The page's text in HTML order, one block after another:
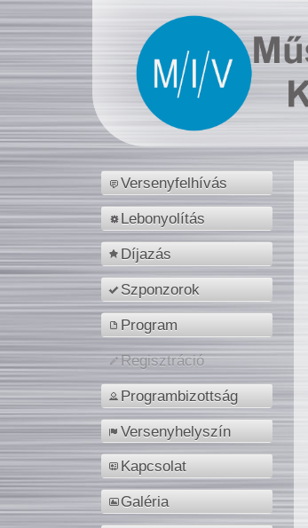
Versenyfelhívás
Lebonyolítás
Díjazás
Szponzorok
Program
Regisztráció
Programbizottság
Versenyhelyszín
Kapcsolat
Galéria